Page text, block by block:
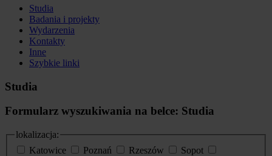
Studia
Badania i projekty
Wydarzenia
Kontakty
Inne
Szybkie linki
Studia
Formularz wyszukiwania na belce: Studia
lokalizacja:
Katowice
Poznań Rzeszów
Sopot